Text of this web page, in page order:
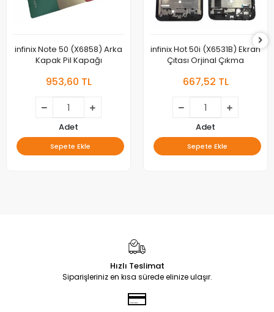
infinix Note 50 (X6858) Arka
Kapak Pil Kapağı
953,60 TL
Adet
Sepete Ekle
infinix Hot 50i (X6531B) Ekran
Çıtası Orjinal Çıkma
667,52 TL
Adet
Sepete Ekle
Hızlı Teslimat
Siparişleriniz en kısa sürede elinize ulaşır.